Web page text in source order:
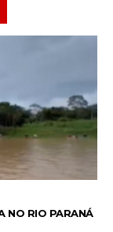
NO RIO PARANÁ